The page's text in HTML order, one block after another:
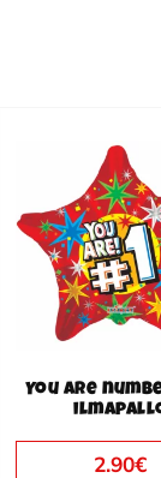
You are
2.90€